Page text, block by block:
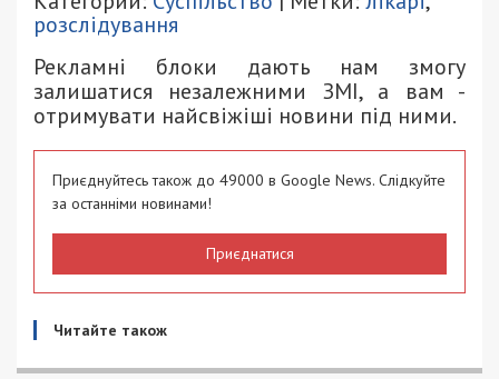
розслідування
Рекламні блоки дають нам змогу
залишатися незалежними ЗМІ, а вам -
отримувати найсвіжіші новини під ними.
Приєднуйтесь також до 49000 в Google News. Слідкуйте
за останніми новинами!
Приєднатися
Читайте також